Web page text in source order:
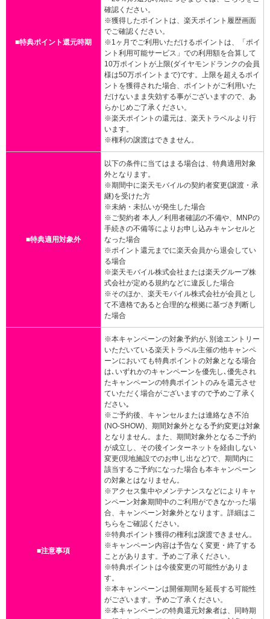
■特典ポイント還元時期
確認ください。
※獲得したポイントは、楽天ポイント履歴画面
でご確認ください。
※1ヶ月でご利用いただけるポイントは、「ポイ
ント利用可能サービス」での利用額を合算して
10万ポイントが上限(ダイヤモンドランクの会員
様は50万ポイントまで)です。上限を超えるポイ
ントを獲得された場合、ポイントがご利用いた
だけないまま失効する事がございますので、あ
らかじめご了承ください。
※楽天ポイントの還元は、楽天トラベルより行
います。
※権利の譲渡はできません。
■特典適用対象外
以下の条件に当てはまる場合は、特典適用対象
外となります。
※期間中に楽天モバイルの契約者変更(譲渡・承
継)を受けた方
※未納・未払いが発生した場合
※ご契約者 本人／利用者確認の不備や、MNPの
手続きの不備等によりお申し込みキャンセルと
なった場合
※ポイント還元までに楽天会員から退会してい
る場合
※楽天モバイル株式会社または楽天グループ株
式会社が定める規約などに違反した場合
※そのほか、楽天モバイル株式会社が会員とし
て不適格であると合理的な根拠に基づき判断し
た場合
■注意事項
※本キャンペーンの対象予約が､別途エントリー
いただいている楽天トラベル主催の他キャンペ
ーンにおいても特典ポイントの対象となる場合
は､いずれかのキャンペーンを優先し､優先され
たキャンペーンの特典ポイントのみを還元させ
ていただく場合がございますので予めご了承く
ださい｡
※ご予約後、キャンセルまたは連絡なき不泊
(NO-SHOW)、期間対象外となる予約変更は対象
となりません。また、期間対象外となるご予約
が成立し、その後インターネットを経由しない
変更(現地施設でのお申し出など)で、期間内に
該当するご予約になった場合も本キャンペーン
の対象とはなりません。
※アクセス集中やメンテナンスなどによりキャ
ンペーン対象期間中のご利用ができなかった場
合、キャンペーン対象外となります。詳細はこ
ちらをご確認ください。
※特典ポイント獲得の権利は譲渡できません。
※キャンペーン内容は予告なく変更・終了する
ことがあります。予めご了承ください。
※特典ポイントは今後変更の可能性がありま
す。
※本キャンペーンは開催期間を延長する可能性
がございます。予めご了承ください。
※本キャンペーンの特典還元対象者は、同時期